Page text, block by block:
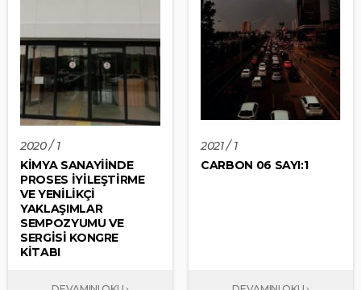
2020 / 1
KİMYA SANAYİİNDE
PROSES İYİLEŞTİRME
VE YENİLİKÇİ
YAKLAŞIMLAR
SEMPOZYUMU VE
SERGİSİ KONGRE
KİTABI
2021 / 1
CARBON 06 SAYI:1